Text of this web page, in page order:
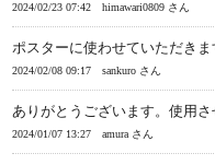
2024/02/23 07:42 himawari0809 さん
ポスターに使わせていただきま
2024/02/08 09:17 sankuro さん
ありがとうございます。使用さ
2024/01/07 13:27 amura さん